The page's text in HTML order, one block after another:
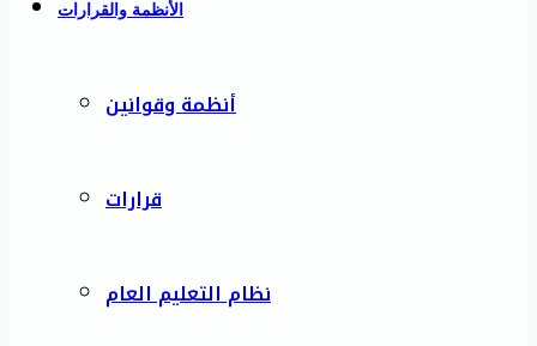
الأنظمة والقرارات
أنظمة وقوانين
قرارات
نظام التعليم العام